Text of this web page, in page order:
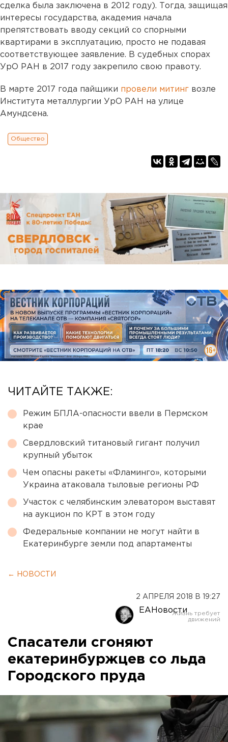
сделка была заключена в 2012 году). Тогда, защищая
интересы государства, академия начала
препятствовать вводу секций со спорными
квартирами в эксплуатацию, просто не подавая
соответствующее заявление. В судебных спорах
УрО РАН в 2017 году закрепило свою правоту.
В марте 2017 года пайщики провели митинг возле
Института металлургии УрО РАН на улице
Амундсена.
Общество
ЧИТАЙТЕ ТАКЖЕ:
Режим БПЛА-опасности ввели в Пермском
крае
Свердловский титановый гигант получил
крупный убыток
Чем опасны ракеты «Фламинго», которыми
Украина атаковала тыловые регионы РФ
Участок с челябинским элеватором выставят
на аукцион по КРТ в этом году
Федеральные компании не могут найти в
Екатеринбурге земли под апартаменты
← НОВОСТИ
2 АПРЕЛЯ 2018 В 19:27
ЕАНовости
Спасатели сгоняют
екатеринбуржцев со льда
Городского пруда